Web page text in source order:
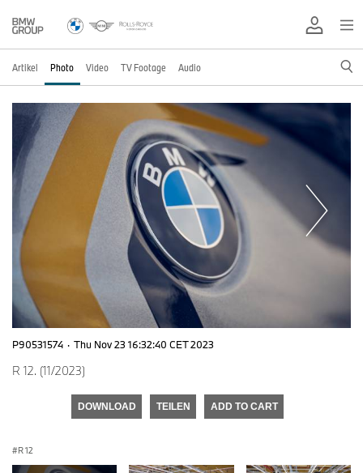
Artikel Photo Video TV Footage Audio
P90531574 · Thu Nov 23 16:32:40 CET 2023
R 12. (11/2023)
DOWNLOAD TEILEN ADD TO CART
R 12